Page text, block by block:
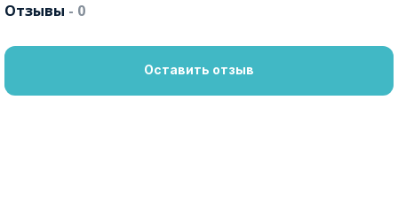
Отзывы - 0
Оставить отзыв